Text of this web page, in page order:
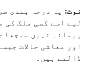
نوٹ: یہ درجہ بندی
لیے اسے کسی ملک کی
پیمانہ نہیں سمجھا
اور معاشی حالات
ڈالتے ہیں۔